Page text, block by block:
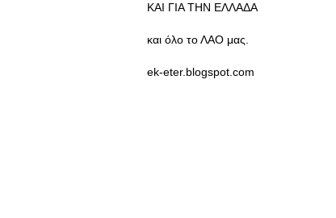
ΚΑΙ ΓΙΑ ΤΗΝ ΕΛΛΑΔΑ
και όλο το ΛΑΟ μας.
ek-eter.blogspot.com